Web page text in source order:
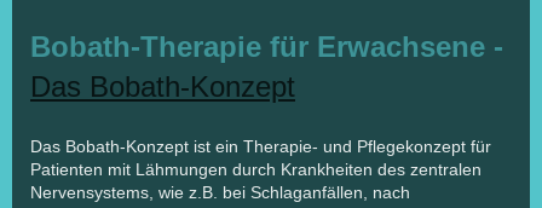
Bobath-Therapie für Erwachsene -
Das Bobath-Konzept
Das Bobath-Konzept ist ein Therapie- und Pflegekonzept für
Patienten mit Lähmungen durch Krankheiten des zentralen
Nervensystems, wie z.B. bei Schlaganfällen, nach